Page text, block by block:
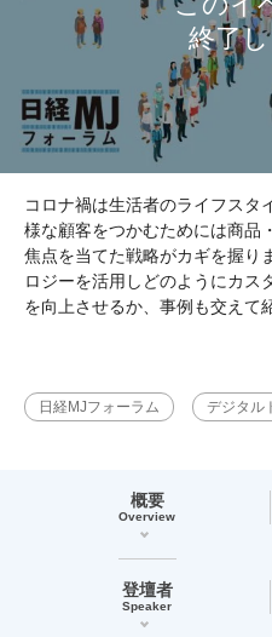
コロナ禍は生活者のライフスタ
様な顧客をつかむためには商品
焦点を当てた戦略がカギを握り
ロジーを活用しどのようにカス
を向上させるか、事例も交えて
日経MJフォーラム デジタル
概要
Overview
登壇者
Speaker